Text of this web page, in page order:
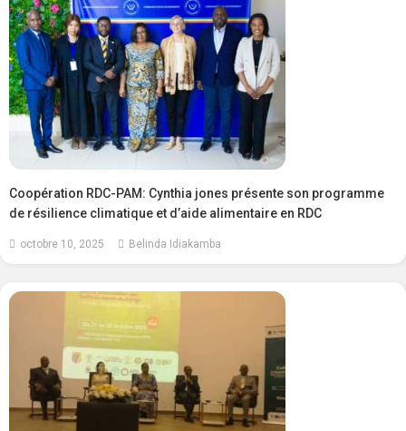
Coopération RDC-PAM: Cynthia jones présente son programme
de résilience climatique et d’aide alimentaire en RDC
octobre 10, 2025 Belinda Idiakamba